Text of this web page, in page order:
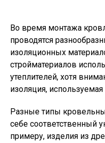
Во время монтажа
проводятся
изоляционных
стройматериалов
утеплителей, хотя
изоляция,
Разные типы
себе соответственный
примеру, изделия из